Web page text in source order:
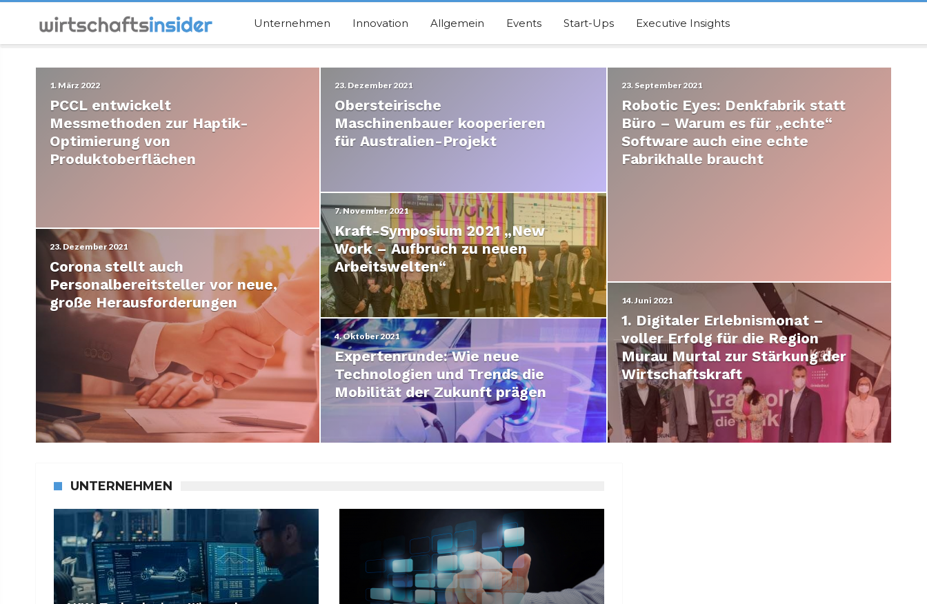
Unternehmen Innovation Allgemein Events Start-Ups Executive Insights
1. März 2022
PCCL entwickelt
Messmethoden zur Haptik-
Optimierung von
Produktoberflächen
23. Dezember 2021
Corona stellt auch
Personalbereitsteller vor neue,
große Herausforderungen
23. Dezember 2021
Obersteirische
Maschinenbauer kooperieren
für Australien-Projekt
7. November 2021
Kraft-Symposium 2021 „New
Work – Aufbruch zu neuen
Arbeitswelten“
4. Oktober 2021
Expertenrunde: Wie neue
Technologien und Trends die
Mobilität der Zukunft prägen
23. September 2021
Robotic Eyes: Denkfabrik statt
Büro – Warum es für „echte“
Software auch eine echte
Fabrikhalle braucht
14. Juni 2021
1. Digitaler Erlebnismonat –
voller Erfolg für die Region
Murau Murtal zur Stärkung der
Wirtschaftskraft
UNTERNEHMEN